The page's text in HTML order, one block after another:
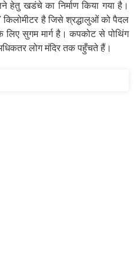
हेतु खडंचे का निर्माण किया गया है।
किलोमीटर है जिसे श्रद्धालुओं को पैदल
सुगम मार्ग है। कपकोट से पोथिंग
लोग मंदिर तक पहुँचते हैं।